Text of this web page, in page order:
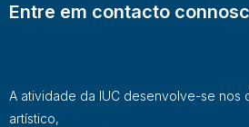
Entre em contacto
A atividade da IUC desenvolve-se nos
artístico,